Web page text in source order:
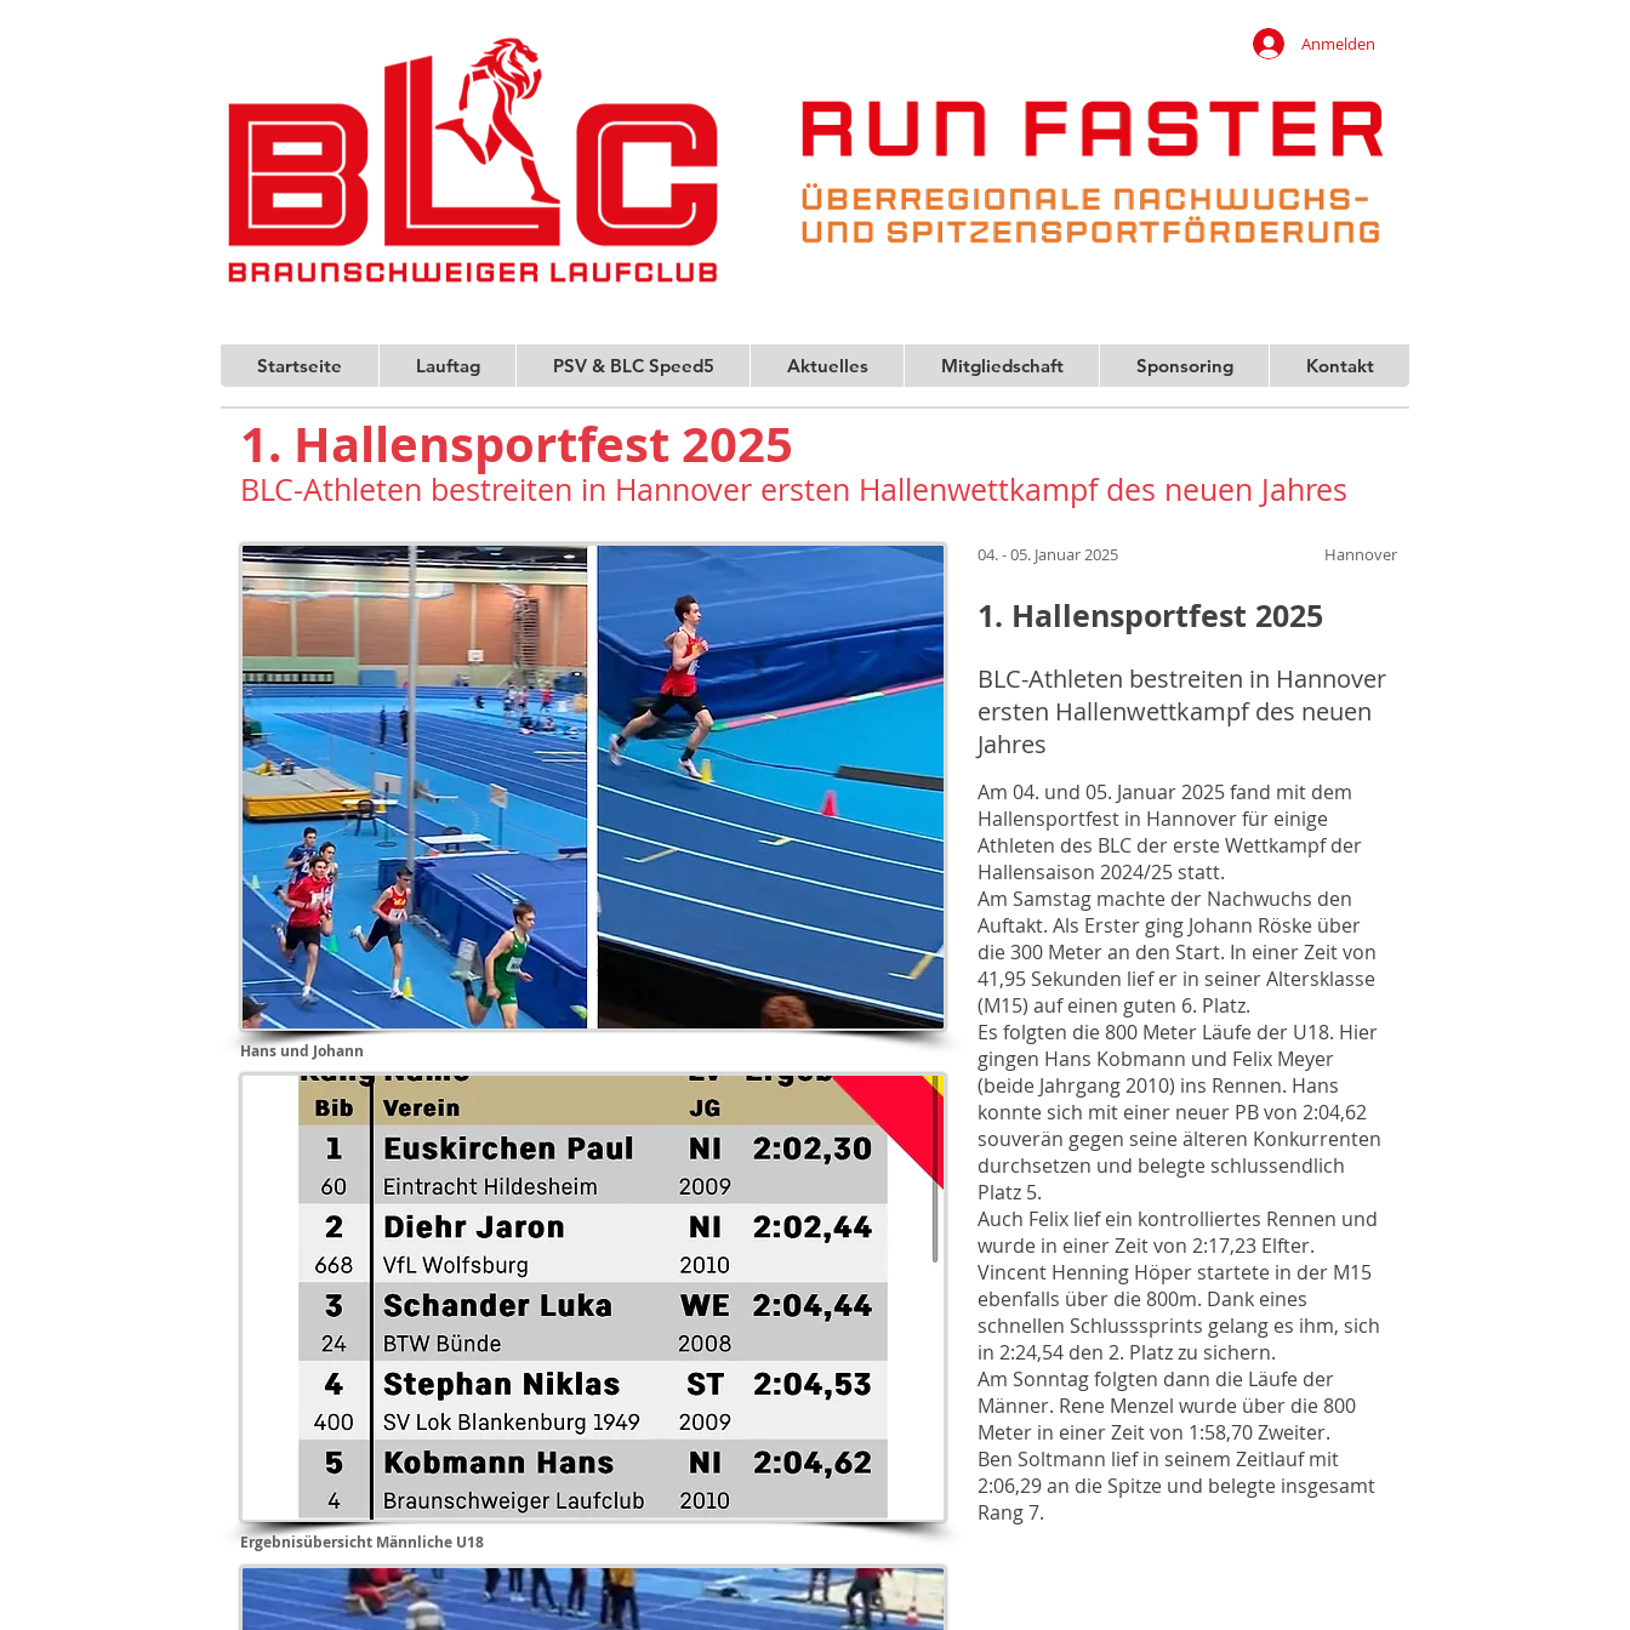
Anmelden
Startseite Lauftag PSV & BLC Speed5 Aktuelles Mitgliedschaft Sponsoring Kontakt
1. Hallensportfest 2025
BLC-Athleten bestreiten in Hannover ersten Hallenwettkampf des neuen Jahres
04. - 05. Januar 2025 Hannover
1. Hallensportfest 2025
BLC-Athleten bestreiten in Hannover
ersten Hallenwettkampf des neuen
Jahres
Am 04. und 05. Januar 2025 fand mit dem
Hallensportfest in Hannover für einige
Athleten des BLC der erste Wettkampf der
Hallensaison 2024/25 statt.
Am Samstag machte der Nachwuchs den
Auftakt. Als Erster ging Johann Röske über
die 300 Meter an den Start. In einer Zeit von
41,95 Sekunden lief er in seiner Altersklasse
(M15) auf einen guten 6. Platz.
Es folgten die 800 Meter Läufe der U18. Hier
gingen Hans Kobmann und Felix Meyer
(beide Jahrgang 2010) ins Rennen. Hans
konnte sich mit einer neuer PB von 2:04,62
souverän gegen seine älteren Konkurrenten
durchsetzen und belegte schlussendlich
Platz 5.
Auch Felix lief ein kontrolliertes Rennen und
wurde in einer Zeit von 2:17,23 Elfter.
Vincent Henning Höper startete in der M15
ebenfalls über die 800m. Dank eines
schnellen Schlusssprints gelang es ihm, sich
in 2:24,54 den 2. Platz zu sichern.
Am Sonntag folgten dann die Läufe der
Männer. Rene Menzel wurde über die 800
Meter in einer Zeit von 1:58,70 Zweiter.
Ben Soltmann lief in seinem Zeitlauf mit
2:06,29 an die Spitze und belegte insgesamt
Rang 7.
Hans und Johann
Ergebnisübersicht Männliche U18